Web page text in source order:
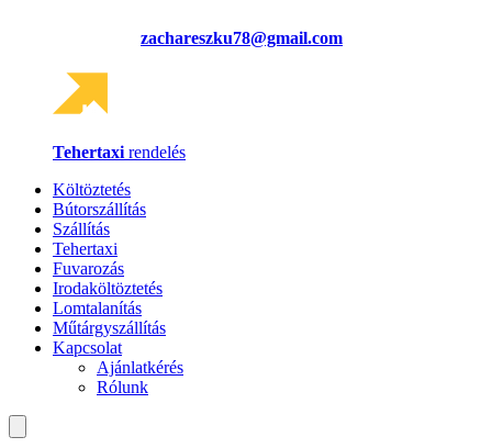
zachareszku78@gmail.com
Tehertaxi rendelés
Költöztetés
Bútorszállítás
Szállítás
Tehertaxi
Fuvarozás
Irodaköltöztetés
Lomtalanítás
Műtárgyszállítás
Kapcsolat
Ajánlatkérés
Rólunk